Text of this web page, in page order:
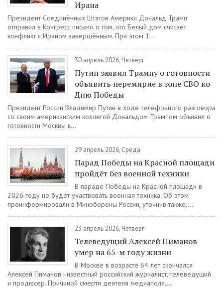
Ирана
Президент Соединённых Штатов Америки Дональд Трамп
отправил в Конгресс письмо о том, что Белый дом считает
конфликт с Ираном завершённым. При этом 1...
30 апрель 2026, Четверг
Путин заявил Трампу о готовности
объявить перемирие в зоне СВО ко
Дню Победы
Президент России Владимир Путин в ходе телефонного разговора
со своим американским коллегой Дональдом Трампом объявил о
готовности Москвы к...
29 апрель 2026, Среда
Парад Победы на Красной площади
пройдёт без военной техники
В параде Победы на Красной площади в
2026 году не будет участвовать военная техника. Об этом
проинформировали в Минобороны России, уточнив также,...
23 апрель 2026, Четверг
Телеведущий Алексей Пиманов
умер на 65-м году жизни
В Москве в возрасте 64 лет скончался
Алексей Пиманов - известный российский журналист, телеведущий
и продюсер. Причиной смерти деятеля медиаполя,...